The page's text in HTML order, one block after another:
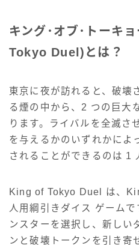
キング･オブ･トーキ
Tokyo Duel)とは？
東京に夜が訪れると、破壊
る煙の中から、2 つの巨大
ります。ライバルを全滅さ
を与えるかのいずれかによ
されることができるのは 1
King of Tokyo Duel は、
人用綱引きダイス ゲーム
ンスターを選択し、新しい
ンと破壊トークンを引き